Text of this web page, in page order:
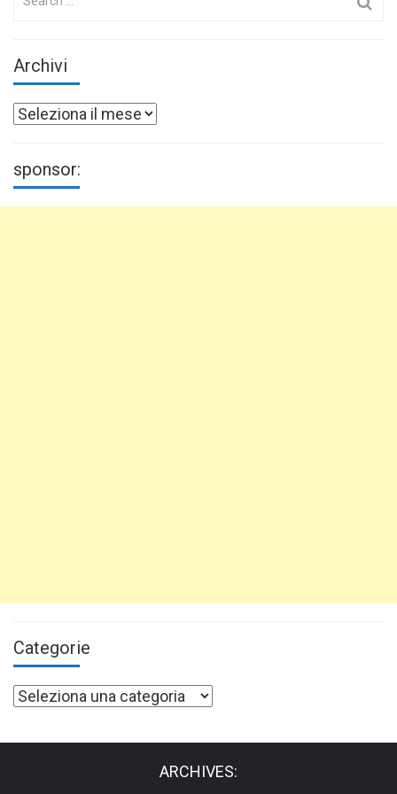
Archivi
Archivi
sponsor:
Categorie
Categorie
ARCHIVES: